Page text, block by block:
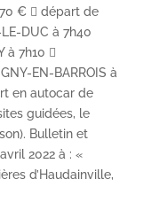
€  départ de
DUC à 7h40
à 7h10 
EN-BARROIS à
en autocar de
guidées, le
Bulletin et
2022 à : «
d’Haudainville,